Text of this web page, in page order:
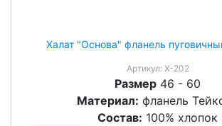
Халат "Основа" фланель
Артикул: Х-202
Размер 46 - 60
Материал: фланель
Состав: 100% хлопок